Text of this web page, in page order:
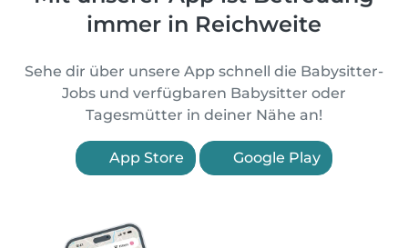
immer in Reichweite
Sehe dir über unsere App schnell die Babysitter-
Jobs und verfügbaren Babysitter oder
Tagesmütter in deiner Nähe an!
App Store Google Play